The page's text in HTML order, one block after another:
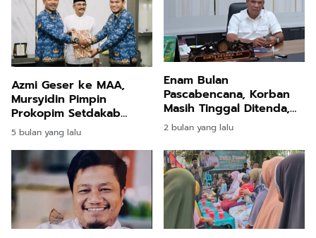
Azmi Geser ke MAA,
Mursyidin Pimpin
Prokopim Setdakab
Bireuen
5 bulan yang lalu
Enam Bulan
Pascabencana, Korban
Masih Tinggal Ditenda,
Surya Dharma
Pertanyakan Keseriusan
Bupati Bireuen
2 bulan yang lalu